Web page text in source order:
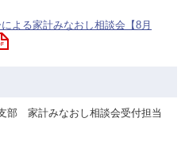
よる家計みなおし相談会【8月
部 家計みなおし相談会受付担当